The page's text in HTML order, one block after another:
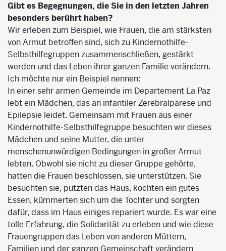
Gibt es Begegnungen, die Sie in den letzten Jahren
besonders berührt haben?
Wir erleben zum Beispiel, wie Frauen, die am stärksten
von Armut betroffen sind, sich zu Kindernothilfe-
Selbsthilfegruppen zusammenschließen, gestärkt
werden und das Leben ihrer ganzen Familie verändern.
Ich möchte nur ein Beispiel nennen:
In einer sehr armen Gemeinde im Departement La Paz
lebt ein Mädchen, das an infantiler Zerebralparese und
Epilepsie leidet. Gemeinsam mit Frauen aus einer
Kindernothilfe-Selbsthilfegruppe besuchten wir dieses
Mädchen und seine Mutter, die unter
menschenunwürdigen Bedingungen in großer Armut
lebten. Obwohl sie nicht zu dieser Gruppe gehörte,
hatten die Frauen beschlossen, sie unterstützen. Sie
besuchten sie, putzten das Haus, kochten ein gutes
Essen, kümmerten sich um die Tochter und sorgten
dafür, dass im Haus einiges repariert wurde. Es war eine
tolle Erfahrung, die Solidarität zu erleben und wie diese
Frauengruppen das Leben von anderen Müttern,
Familien und der ganzen Gemeinschaft verändern